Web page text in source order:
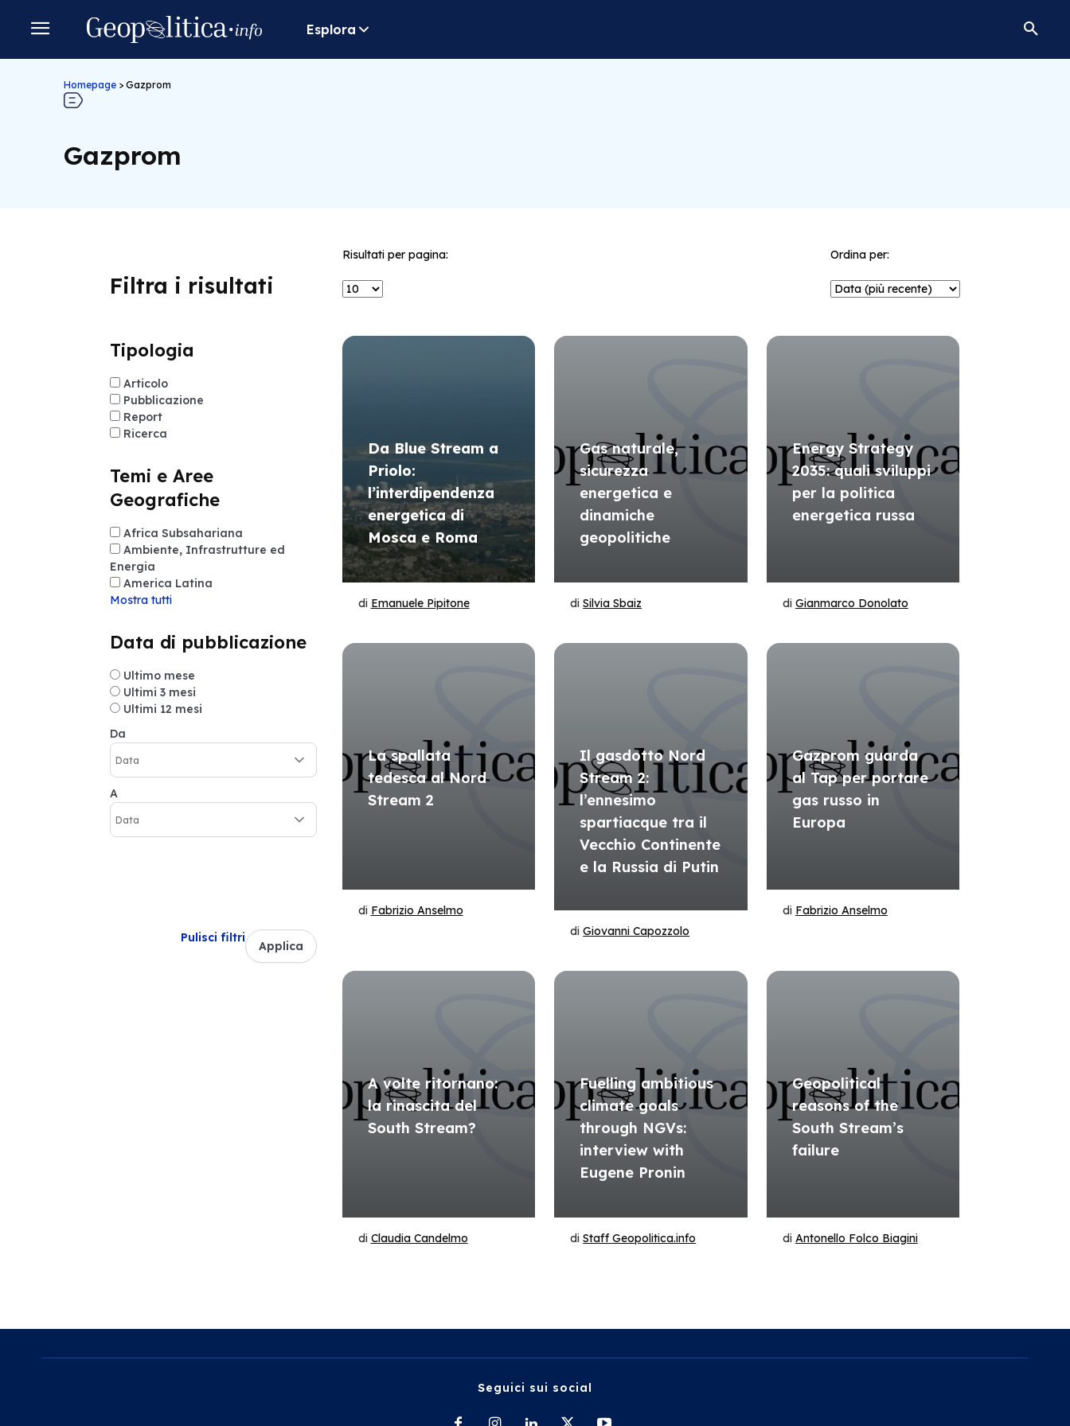
Esplora
Homepage > Gazprom
Gazprom
Filtra i risultati
Tipologia
Articolo
Pubblicazione
Report
Ricerca
Temi e Aree
Geografiche
Africa Subsahariana
Ambiente, Infrastrutture ed
Energia
America Latina
Mostra tutti
Data di pubblicazione
Ultimo mese
Ultimi 3 mesi
Ultimi 12 mesi
Da
A
Pulisci filtri
Applica
Risultati per pagina: Ordina per:
Da Blue Stream a
Priolo:
l’interdipendenza
energetica di
Mosca e Roma
di Emanuele Pipitone
Gas naturale,
sicurezza
energetica e
dinamiche
geopolitiche
diSilvia Sbaiz
Energy Strategy
2035: quali sviluppi
per la politica
energetica russa
di Gianmarco Donolato
La spallata
tedesca al Nord
Stream 2
di Fabrizio Anselmo
Il gasdotto Nord
Stream 2:
l’ennesimo
spartiacque tra il
Vecchio Continente
e la Russia di Putin
diGiovanni Capozzolo
Gazprom guarda
al Tap per portare
gas russo in
Europa
di Fabrizio Anselmo
A volte ritornano:
la rinascita del
South Stream?
di Claudia Candelmo
Fuelling ambitious
climate goals
through NGVs:
interview with
Eugene Pronin
diStaff Geopolitica.info
Geopolitical
reasons of the
South Stream’s
failure
di Antonello Folco Biagini
Seguici sui social